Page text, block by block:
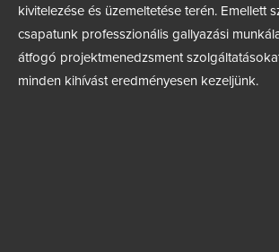
kivitelezése és üzemeltetése terén. Emellett
csapatunk professzionális gallyazási
átfogó projektmenedzsment
minden kihívást eredményesen kezeljünk.